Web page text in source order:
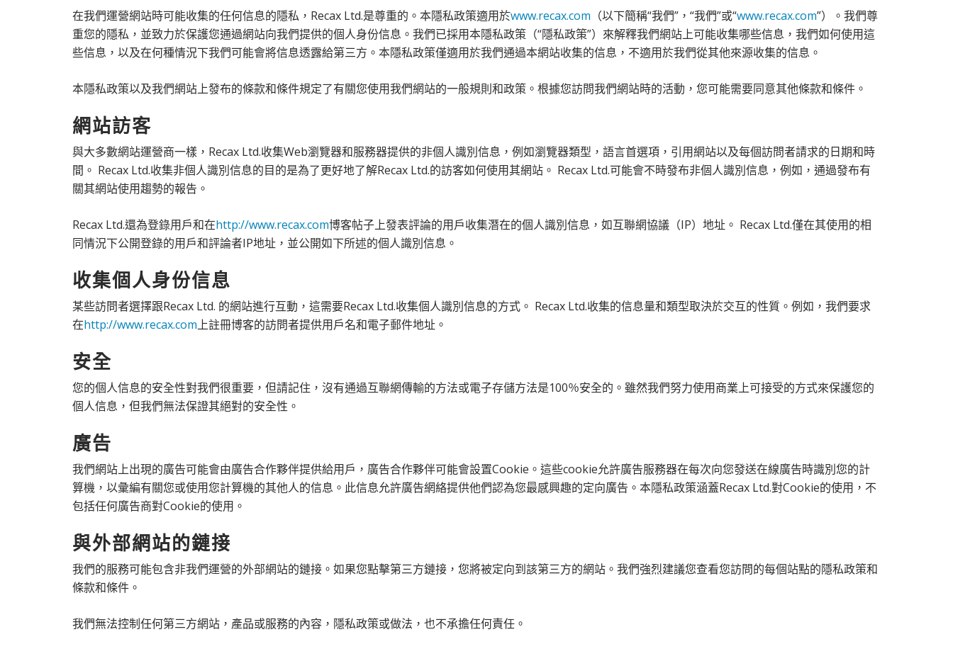
在我們運營網站時可能收集的任何信息的隱私，Recax Ltd.是尊重的。本隱私政策適用於www.recax.com （以下簡稱“我們”，“我們”或“www.recax.com”）。我們尊
重您的隱私，並致力於保護您通過網站向我們提供的個人身份信息。我們已採用本隱私政策（“隱私政策”）來解釋我們網站上可能收集哪些信息，我們如何使用這
些信息，以及在何種情況下我們可能會將信息透露給第三方。本隱私政策僅適用於我們通過本網站收集的信息，不適用於我們從其他來源收集的信息。
本隱私政策以及我們網站上發布的條款和條件規定了有關您使用我們網站的一般規則和政策。根據您訪問我們網站時的活動，您可能需要同意其他條款和條件。
網站訪客
與大多數網站運營商一樣，Recax Ltd.收集Web瀏覽器和服務器提供的非個人識別信息，例如瀏覽器類型，語言首選項，引用網站以及每個訪問者請求的日期和時
間。 Recax Ltd.收集非個人識別信息的目的是為了更好地了解Recax Ltd.的訪客如何使用其網站。 Recax Ltd.可能會不時發布非個人識別信息，例如，通過發布有
關其網站使用趨勢的報告。
Recax Ltd.還為登錄用戶和在http://www.recax.com博客帖子上發表評論的用戶收集潛在的個人識別信息，如互聯網協議（IP）地址。 Recax Ltd.僅在其使用的相
同情況下公開登錄的用戶和評論者IP地址，並公開如下所述的個人識別信息。
收集個人身份信息
某些訪問者選擇跟Recax Ltd. 的網站進行互動，這需要Recax Ltd.收集個人識別信息的方式。 Recax Ltd.收集的信息量和類型取決於交互的性質。例如，我們要求
在http://www.recax.com上註冊博客的訪問者提供用戶名和電子郵件地址。
安全
您的個人信息的安全性對我們很重要，但請記住，沒有通過互聯網傳輸的方法或電子存儲方法是100％安全的。雖然我們努力使用商業上可接受的方式來保護您的
個人信息，但我們無法保證其絕對的安全性。
廣告
我們網站上出現的廣告可能會由廣告合作夥伴提供給用戶，廣告合作夥伴可能會設置Cookie。這些cookie允許廣告服務器在每次向您發送在線廣告時識別您的計
算機，以彙編有關您或使用您計算機的其他人的信息。此信息允許廣告網絡提供他們認為您最感興趣的定向廣告。本隱私政策涵蓋Recax Ltd.對Cookie的使用，不
包括任何廣告商對Cookie的使用。
與外部網站的鏈接
我們的服務可能包含非我們運營的外部網站的鏈接。如果您點擊第三方鏈接，您將被定向到該第三方的網站。我們強烈建議您查看您訪問的每個站點的隱私政策和
條款和條件。
我們無法控制任何第三方網站，產品或服務的內容，隱私政策或做法，也不承擔任何責任。